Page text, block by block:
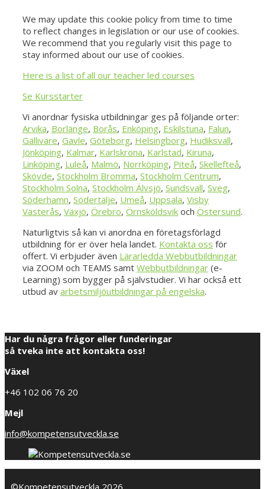
We may update this cookie policy from time to time
to reflect changes in legislation or our use of cookies.
We recommend that you regularly visit this page to
stay informed about our use of cookies.
Here is a list of all our teacher led courses
Se Kursstarter
Vi anordnar fysiska utbildningar ges på följande orter:
Arvika, Borlänge, Borås, Enköping, Eskilstuna, Falun,
Gällivare, Gävle, Göteborg, Helsingborg, Hudiksvall,
Jönköping, Kalmar, Karlskrona, Karlstad, Kiruna,
Linköping, Luleå, Malmö, Norrköping, Piteå, Skellefteå,
Skövde, Stockholm Bromma, Stockholm Centrum,
Stockholm Solna, Stockholm Älvsjö, Sundsvall, Sveg,
Söderhamn, Södertälje, Umeå, Uppsala, Visby
Västerås, Växjö, Örebro, Örnsköldsvik och Östersund.
Naturligtvis så kan vi anordna en företagsförlagd
utbildning för er över hela landet. Kontakta oss för
offert. Vi erbjuder även Lärarledda Webbutbildningar
via ZOOM och TEAMS samt Webbutbildningar (e-
Learning) som bygger på självstudier. Vi har också ett
utbud av arbetsmiljöutbildningar på engelska.
Har du några frågor eller funderingar
så tveka inte att kontakta oss!
Växel
+46 102 06 76 20
Mejl
info@kompetensutveckla.se